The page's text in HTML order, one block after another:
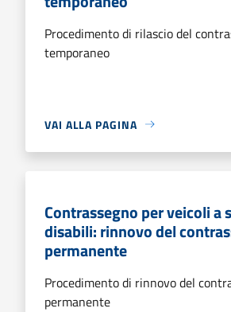
Procedimento di rilascio del
temporaneo
VAI ALLA PAGINA
Contrassegno per veicoli a
disabili: rinnovo del
permanente
Procedimento di rinnovo del
permanente